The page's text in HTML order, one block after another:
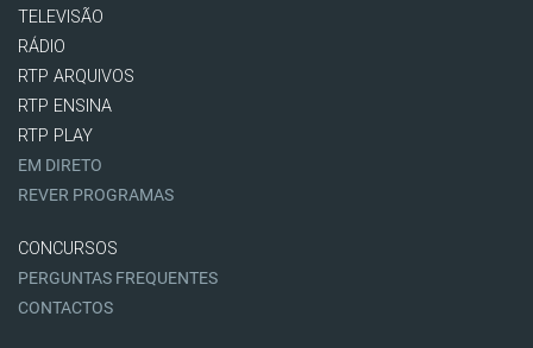
TELEVISÃO
RÁDIO
RTP ARQUIVOS
RTP ENSINA
RTP PLAY
EM DIRETO
REVER PROGRAMAS
CONCURSOS
PERGUNTAS FREQUENTES
CONTACTOS